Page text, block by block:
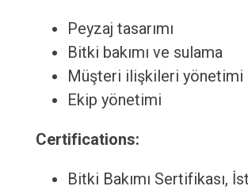
Peyzaj tasarımı
Bitki bakımı ve sulama
Müşteri ilişkileri yönetimi
Ekip yönetimi
Certifications:
Bitki Bakımı Sertifikası,